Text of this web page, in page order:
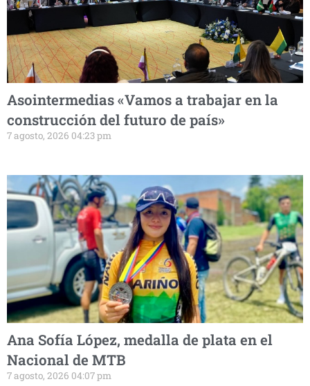
Asointermedias «Vamos a trabajar en la
construcción del futuro de país»
7 agosto, 2026 04:23 pm
Ana Sofía López, medalla de plata en el
Nacional de MTB
7 agosto, 2026 04:07 pm